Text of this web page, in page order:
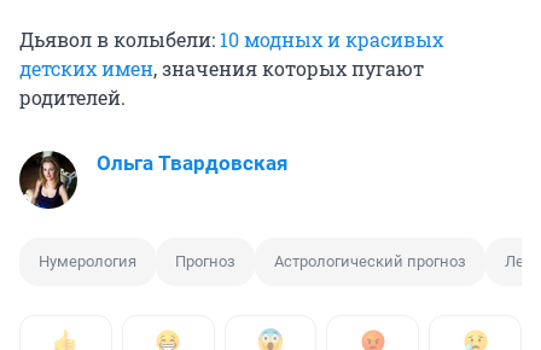
Дьявол в колыбели: 10 модных и красивых
детских имен, значения которых пугают
родителей.
Ольга Твардовская
Нумерология Прогноз Астрологический прогноз Лето